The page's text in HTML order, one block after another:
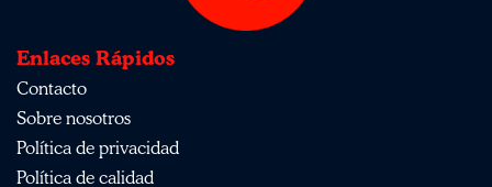
Enlaces Rápidos
Contacto
Sobre nosotros
Política de privacidad
Política de calidad